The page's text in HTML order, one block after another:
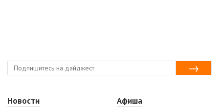
Новости
Афиша